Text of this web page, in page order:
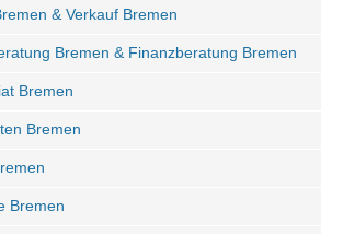
& Verkauf Bremen
Bremen & Finanzberatung Bremen
Bremen
Bremen
Bremen